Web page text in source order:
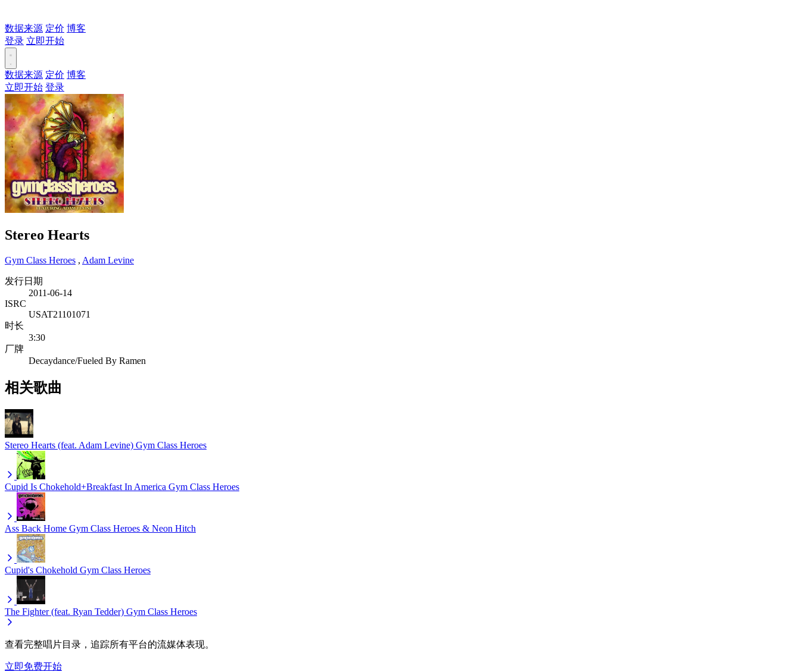
数据来源 定价 博客
登录 立即开始
数据来源 定价 博客
立即开始 登录
Stereo Hearts
Gym Class Heroes , Adam Levine
发行日期
2011-06-14
ISRC
USAT21101071
时长
3:30
厂牌
Decaydance/Fueled By Ramen
相关歌曲
Stereo Hearts (feat. Adam Levine) Gym Class Heroes
Cupid Is Chokehold+Breakfast In America Gym Class Heroes
Ass Back Home Gym Class Heroes & Neon Hitch
Cupid's Chokehold Gym Class Heroes
The Fighter (feat. Ryan Tedder) Gym Class Heroes
查看完整唱片目录，追踪所有平台的流媒体表现。
立即免费开始